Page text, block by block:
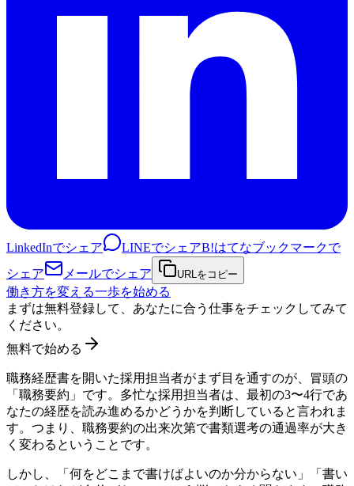
LinkedInでシェア LINEでシェアB!はてなブックマークで
シェア
メールでシェア URLをコピー
働き方を変える一歩を始める
まずは無料登録して、あなたに合う仕事をチェックしてみて
ください。
無料で始める
職務経歴書を開いた採用担当者がまず目を通すのが、冒頭の
「職務要約」です。多忙な採用担当者は、最初の3〜4行であ
なたの経歴を読み進めるかどうかを判断していると言われま
す。つまり、職務要約の出来次第で書類選考の通過率が大き
く変わるということです。
しかし、「何をどこまで書けばよいのか分からない」「書い